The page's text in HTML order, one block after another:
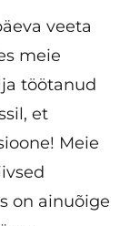
veeta
meie
töötanud
et
Meie
on ainuõige